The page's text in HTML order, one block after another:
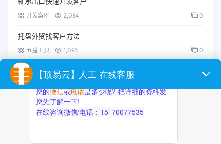
开发案例 2,084 0
托盘外贸找客户方法
五金工具 1,095 0